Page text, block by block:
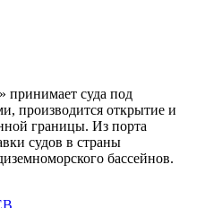
принимает суда под
производится открытие и
границы. Из порта
судов в страны
бассейнов.